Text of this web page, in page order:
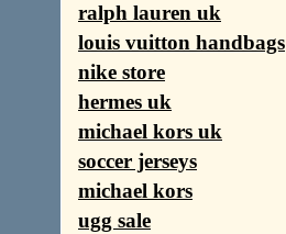
ralph lauren uk
louis vuitton handbags
nike store
hermes uk
michael kors uk
soccer jerseys
michael kors
ugg sale